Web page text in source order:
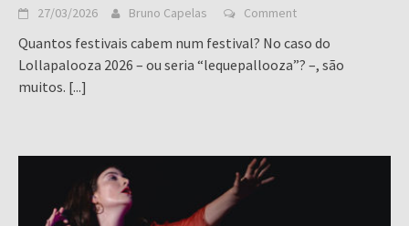
27/03/2026 Bruno Capelas Comment
Quantos festivais cabem num festival? No caso do
Lollapalooza 2026 – ou seria “lequepallooza”? –, são
muitos. [...]